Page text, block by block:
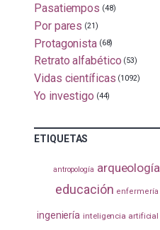
Pasatiempos (48)
Por pares (21)
Protagonista (68)
Retrato alfabético (53)
Vidas científicas (1092)
Yo investigo (44)
ETIQUETAS
antropología arqueología
educación enfermería
ingeniería inteligencia artificial